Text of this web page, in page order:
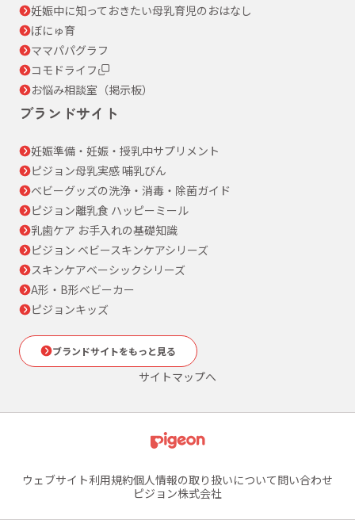
妊娠中に知っておきたい母乳育児のおはなし
ぼにゅ育
ママパパグラフ
コモドライフ
お悩み相談室（掲示板）
ブランドサイト
妊娠準備・妊娠・授乳中サプリメント
ピジョン母乳実感 哺乳びん
ベビーグッズの洗浄・消毒・除菌ガイド
ピジョン離乳食 ハッピーミール
乳歯ケア お手入れの基礎知識
ピジョン ベビースキンケアシリーズ
スキンケアベーシックシリーズ
A形・B形ベビーカー
ピジョンキッズ
ブランドサイトをもっと見る
サイトマップへ
ウェブサイト利用規約個人情報の取り扱いについて問い合わせ
ピジョン株式会社